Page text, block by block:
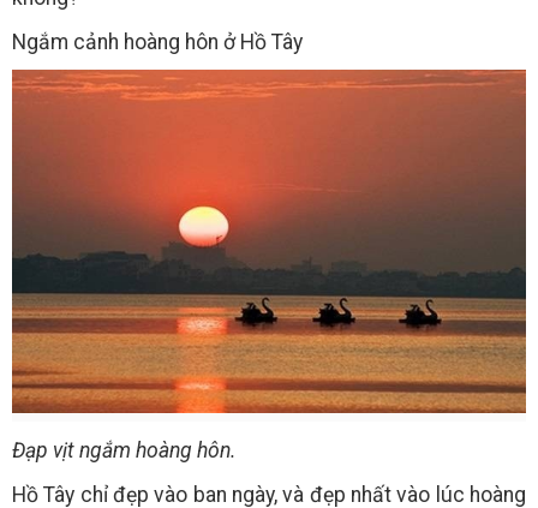
Ngắm cảnh hoàng hôn ở Hồ Tây
Đạp vịt ngắm hoàng hôn.
Hồ Tây chỉ đẹp vào ban ngày, và đẹp nhất vào lúc hoàng